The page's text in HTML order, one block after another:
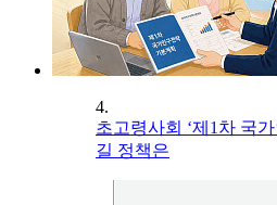
4.
초고령사회 ‘제1차 국
길 정책은